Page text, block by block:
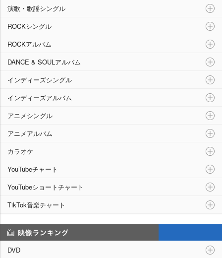
演歌・歌謡シングル
ROCKシングル
ROCKアルバム
DANCE & SOULアルバム
インディーズシングル
インディーズアルバム
アニメシングル
アニメアルバム
カラオケ
YouTubeチャート
YouTubeショートチャート
TikTok音楽チャート
DVD